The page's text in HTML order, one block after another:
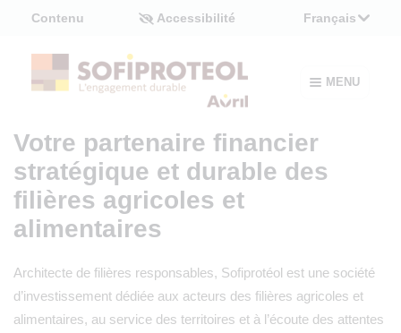
Contenu Accessibilité Français
MENU
Votre partenaire financier
stratégique et durable des
filières agricoles et
alimentaires
Architecte de filières responsables, Sofiprotéol est une société
d’investissement dédiée aux acteurs des filières agricoles et
alimentaires, au service des territoires et à l’écoute des attentes